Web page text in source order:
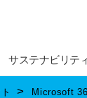
サステナビリテ
Microsoft